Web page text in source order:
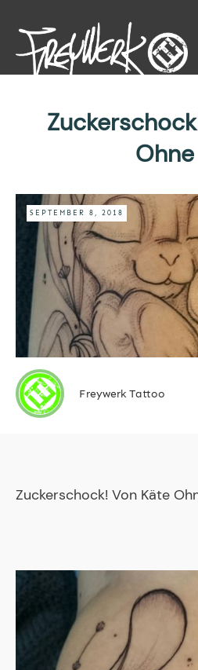
SEPTEMBER 8, 2018
Freywerk Tattoo
Zuckerschock! Von Käte